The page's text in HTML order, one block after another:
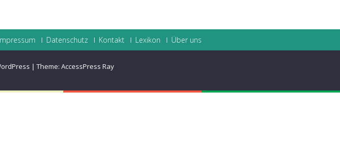
Datenschutz Kontakt Lexikon Über uns
| Theme: AccessPress Ray